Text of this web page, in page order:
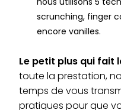
scrunching, finger
encore vanilles.
Le petit plus qui fait
toute la prestation,
temps de vous
pratiques pour que